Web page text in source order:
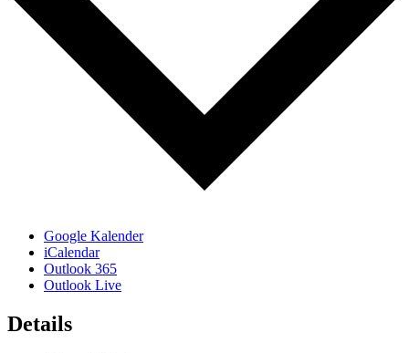
Google Kalender
iCalendar
Outlook 365
Outlook Live
Details